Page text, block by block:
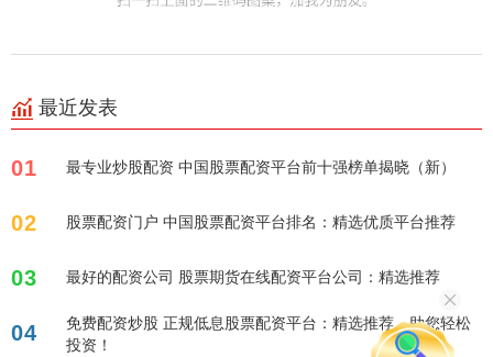
最近发表
01 最专业炒股配资 中国股票配资平台前十强榜单揭晓（新）
02 股票配资门户 中国股票配资平台排名：精选优质平台推荐
03 最好的配资公司 股票期货在线配资平台公司：精选推荐
04
免费配资炒股 正规低息股票配资平台：精选推荐，助您轻松
投资！